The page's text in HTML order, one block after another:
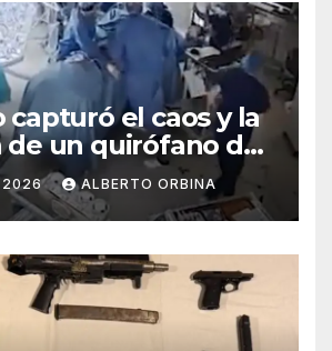
capturó el caos y la
de un quirófano de
sufrió un
en medio de una
2026 ALBERTO ORBINA